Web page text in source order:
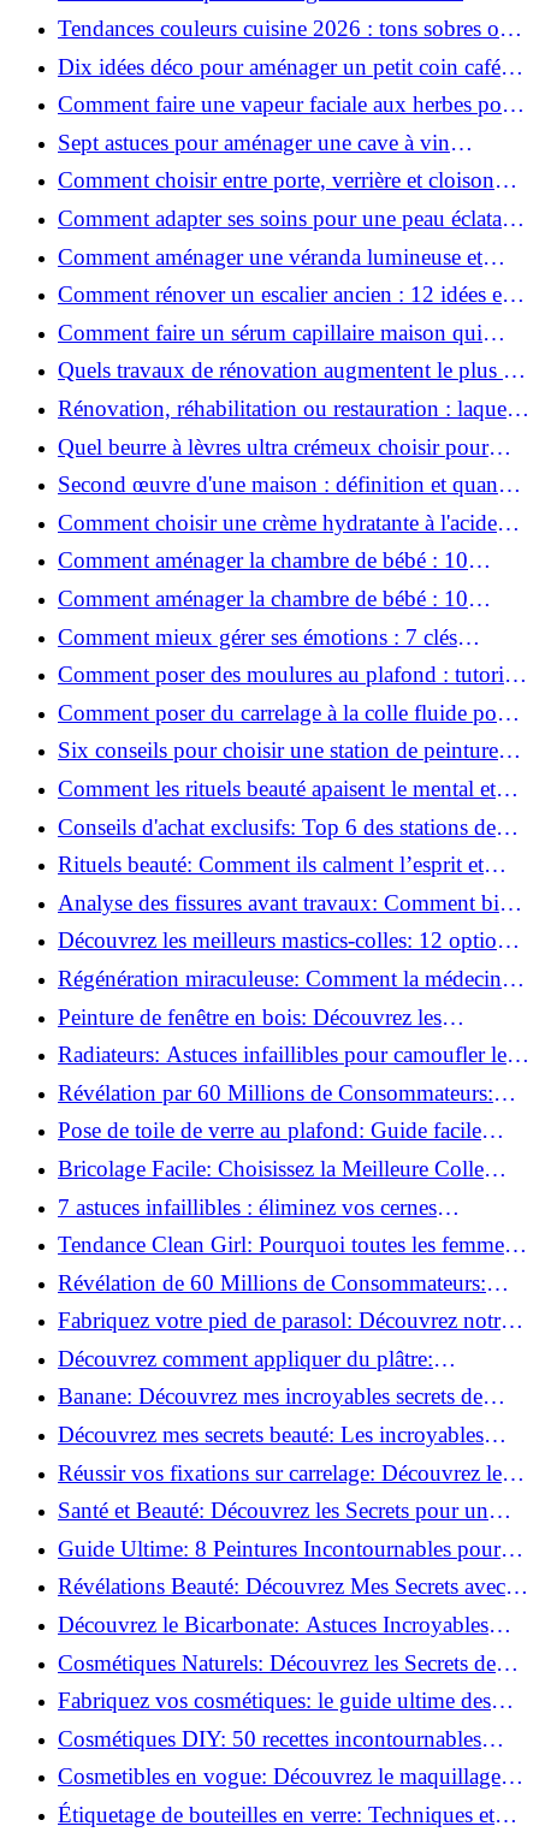
hydratant fait maison ?
Tendances couleurs cuisine 2026 : tons sobres ou
colorés, que choisir ?
Dix idées déco pour aménager un petit coin café
chez soi
Comment faire une vapeur faciale aux herbes pour
une peau plus saine et rajeunie ?
Sept astuces pour aménager une cave à vin
naturelle chez soi
Comment choisir entre porte, verrière et cloison
coulissante pour séparer vos pièces ?
Comment adapter ses soins pour une peau éclatante
en hiver ?
Comment aménager une véranda lumineuse et
conviviale : 12 idées déco
Comment rénover un escalier ancien : 12 idées et
astuces faciles pas à pas
Comment faire un sérum capillaire maison qui
stimule réellement la pousse des cheveux ?
Quels travaux de rénovation augmentent le plus la
valeur d'une maison pour la revente ?
Rénovation, réhabilitation ou restauration : laquelle
convient le mieux à mon logement ?
Quel beurre à lèvres ultra crémeux choisir pour
lèvres sèches et gercées?
Second œuvre d'une maison : définition et quand
le réaliser
Comment choisir une crème hydratante à l'acide
hyaluronique et niacinamide ?
Comment aménager la chambre de bébé : 10
conseils sécurité, déco et rangement
Comment aménager la chambre de bébé : 10
conseils sécurité, déco et rangement
Comment mieux gérer ses émotions : 7 clés
pratiques
Comment poser des moulures au plafond : tutoriel
vidéo pas à pas ?
Comment poser du carrelage à la colle fluide pour
un rendu professionnel ?
Six conseils pour choisir une station de peinture
basse pression
Comment les rituels beauté apaisent le mental et
créent des moments pour soi ?
Conseils d'achat exclusifs: Top 6 des stations de
peinture basse pression incontournables!
Rituels beauté: Comment ils calment l’esprit et
chouchoutent votre âme!
Analyse des fissures avant travaux: Comment bien
préparer vos surfaces!
Découvrez les meilleurs mastics-colles: 12 options
dès 6,70 €!
Régénération miraculeuse: Comment la médecine
régénérative peut restaurer votre confiance!
Peinture de fenêtre en bois: Découvrez les
techniques infaillibles pour un résultat parfait!
Radiateurs: Astuces infaillibles pour camoufler les
tuyaux apparents!
Révélation par 60 Millions de Consommateurs:
Découvrez le sérum anti-rides numéro un!
Pose de toile de verre au plafond: Guide facile
pour débutants!
Bricolage Facile: Choisissez la Meilleure Colle
pour Chaque Matériau!
7 astuces infaillibles : éliminez vos cernes
rapidement !
Tendance Clean Girl: Pourquoi toutes les femmes
l'adoptent?
Révélation de 60 Millions de Consommateurs:
Découvrez le meilleur fond de teint pour votre
peau!
Fabriquez votre pied de parasol: Découvrez notre
tutoriel facile !
Découvrez comment appliquer du plâtre:
Techniques pour un mur intérieur parfait!
Banane: Découvrez mes incroyables secrets de
beauté!
Découvrez mes secrets beauté: Les incroyables
vertus du curcuma!
Réussir vos fixations sur carrelage: Découvrez les
astuces infaillibles !
Santé et Beauté: Découvrez les Secrets pour un
Bien-être Optimal!
Guide Ultime: 8 Peintures Incontournables pour
Bois Extérieurs!
Révélations Beauté: Découvrez Mes Secrets avec le
Thé Vert Matcha!
Découvrez le Bicarbonate: Astuces Incroyables
pour Votre Quotidien!
Cosmétiques Naturels: Découvrez les Secrets de
Beauté Éco-responsables!
Fabriquez vos cosmétiques: le guide ultime des
produits de beauté maison!
Cosmétiques DIY: 50 recettes incontournables
pour sublimer votre beauté naturelle!
Cosmetibles en vogue: Découvrez le maquillage
100% comestible!
Étiquetage de bouteilles en verre: Techniques et